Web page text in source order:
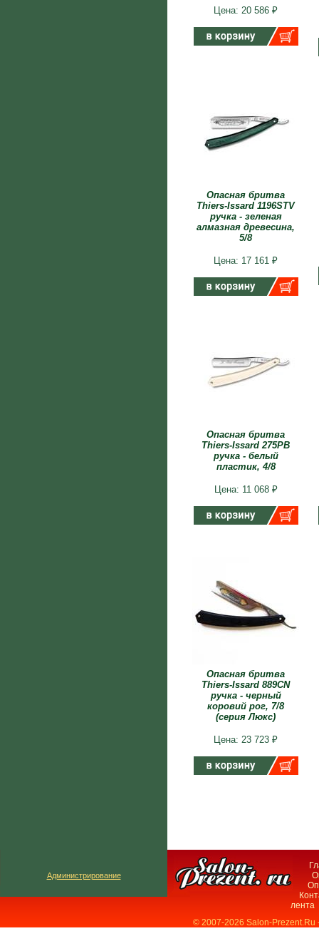
Цена: 20 586 ₽
Опасная бритва
Thiers-Issard 1196STV
ручка - зеленая
алмазная древесина,
5/8
Цена: 17 161 ₽
Опасная бритва
Thiers-Issard 275PB
ручка - белый
пластик, 4/8
Цена: 11 068 ₽
Опасная бритва
Thiers-Issard 889CN
ручка - черный
коровий рог, 7/8
(серия Люкс)
Цена: 23 723 ₽
Администрирование
лента
© 2007-2026 Salon-